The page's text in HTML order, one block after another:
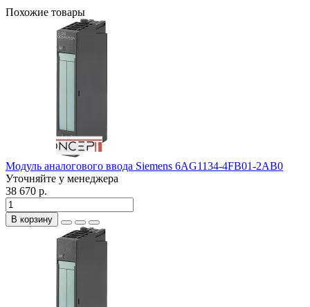
Похожие товары
Модуль аналогового ввода Siemens 6AG1134-4FB01-2AB0
Уточняйте у менеджера
38 670 р.
В корзину